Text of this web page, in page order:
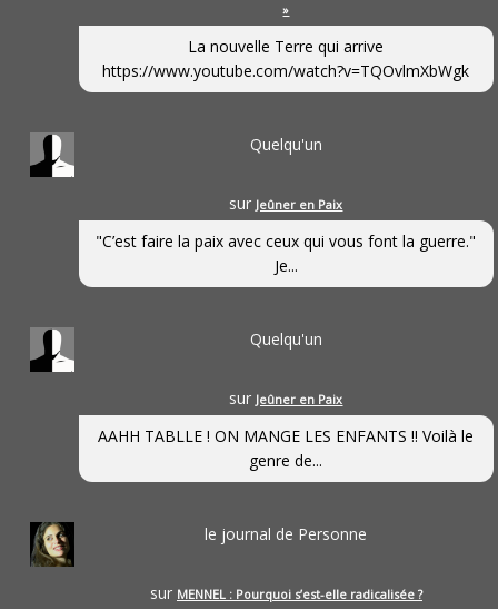
»
La nouvelle Terre qui arrive
https://www.youtube.com/watch?v=TQOvlmXbWgk
Quelqu'un
sur Jeûner en Paix
"C’est faire la paix avec ceux qui vous font la guerre."
Je...
Quelqu'un
sur Jeûner en Paix
AAHH TABLLE ! ON MANGE LES ENFANTS !! Voilà le
genre de...
le journal de Personne
sur MENNEL : Pourquoi s’est-elle radicalisée ?